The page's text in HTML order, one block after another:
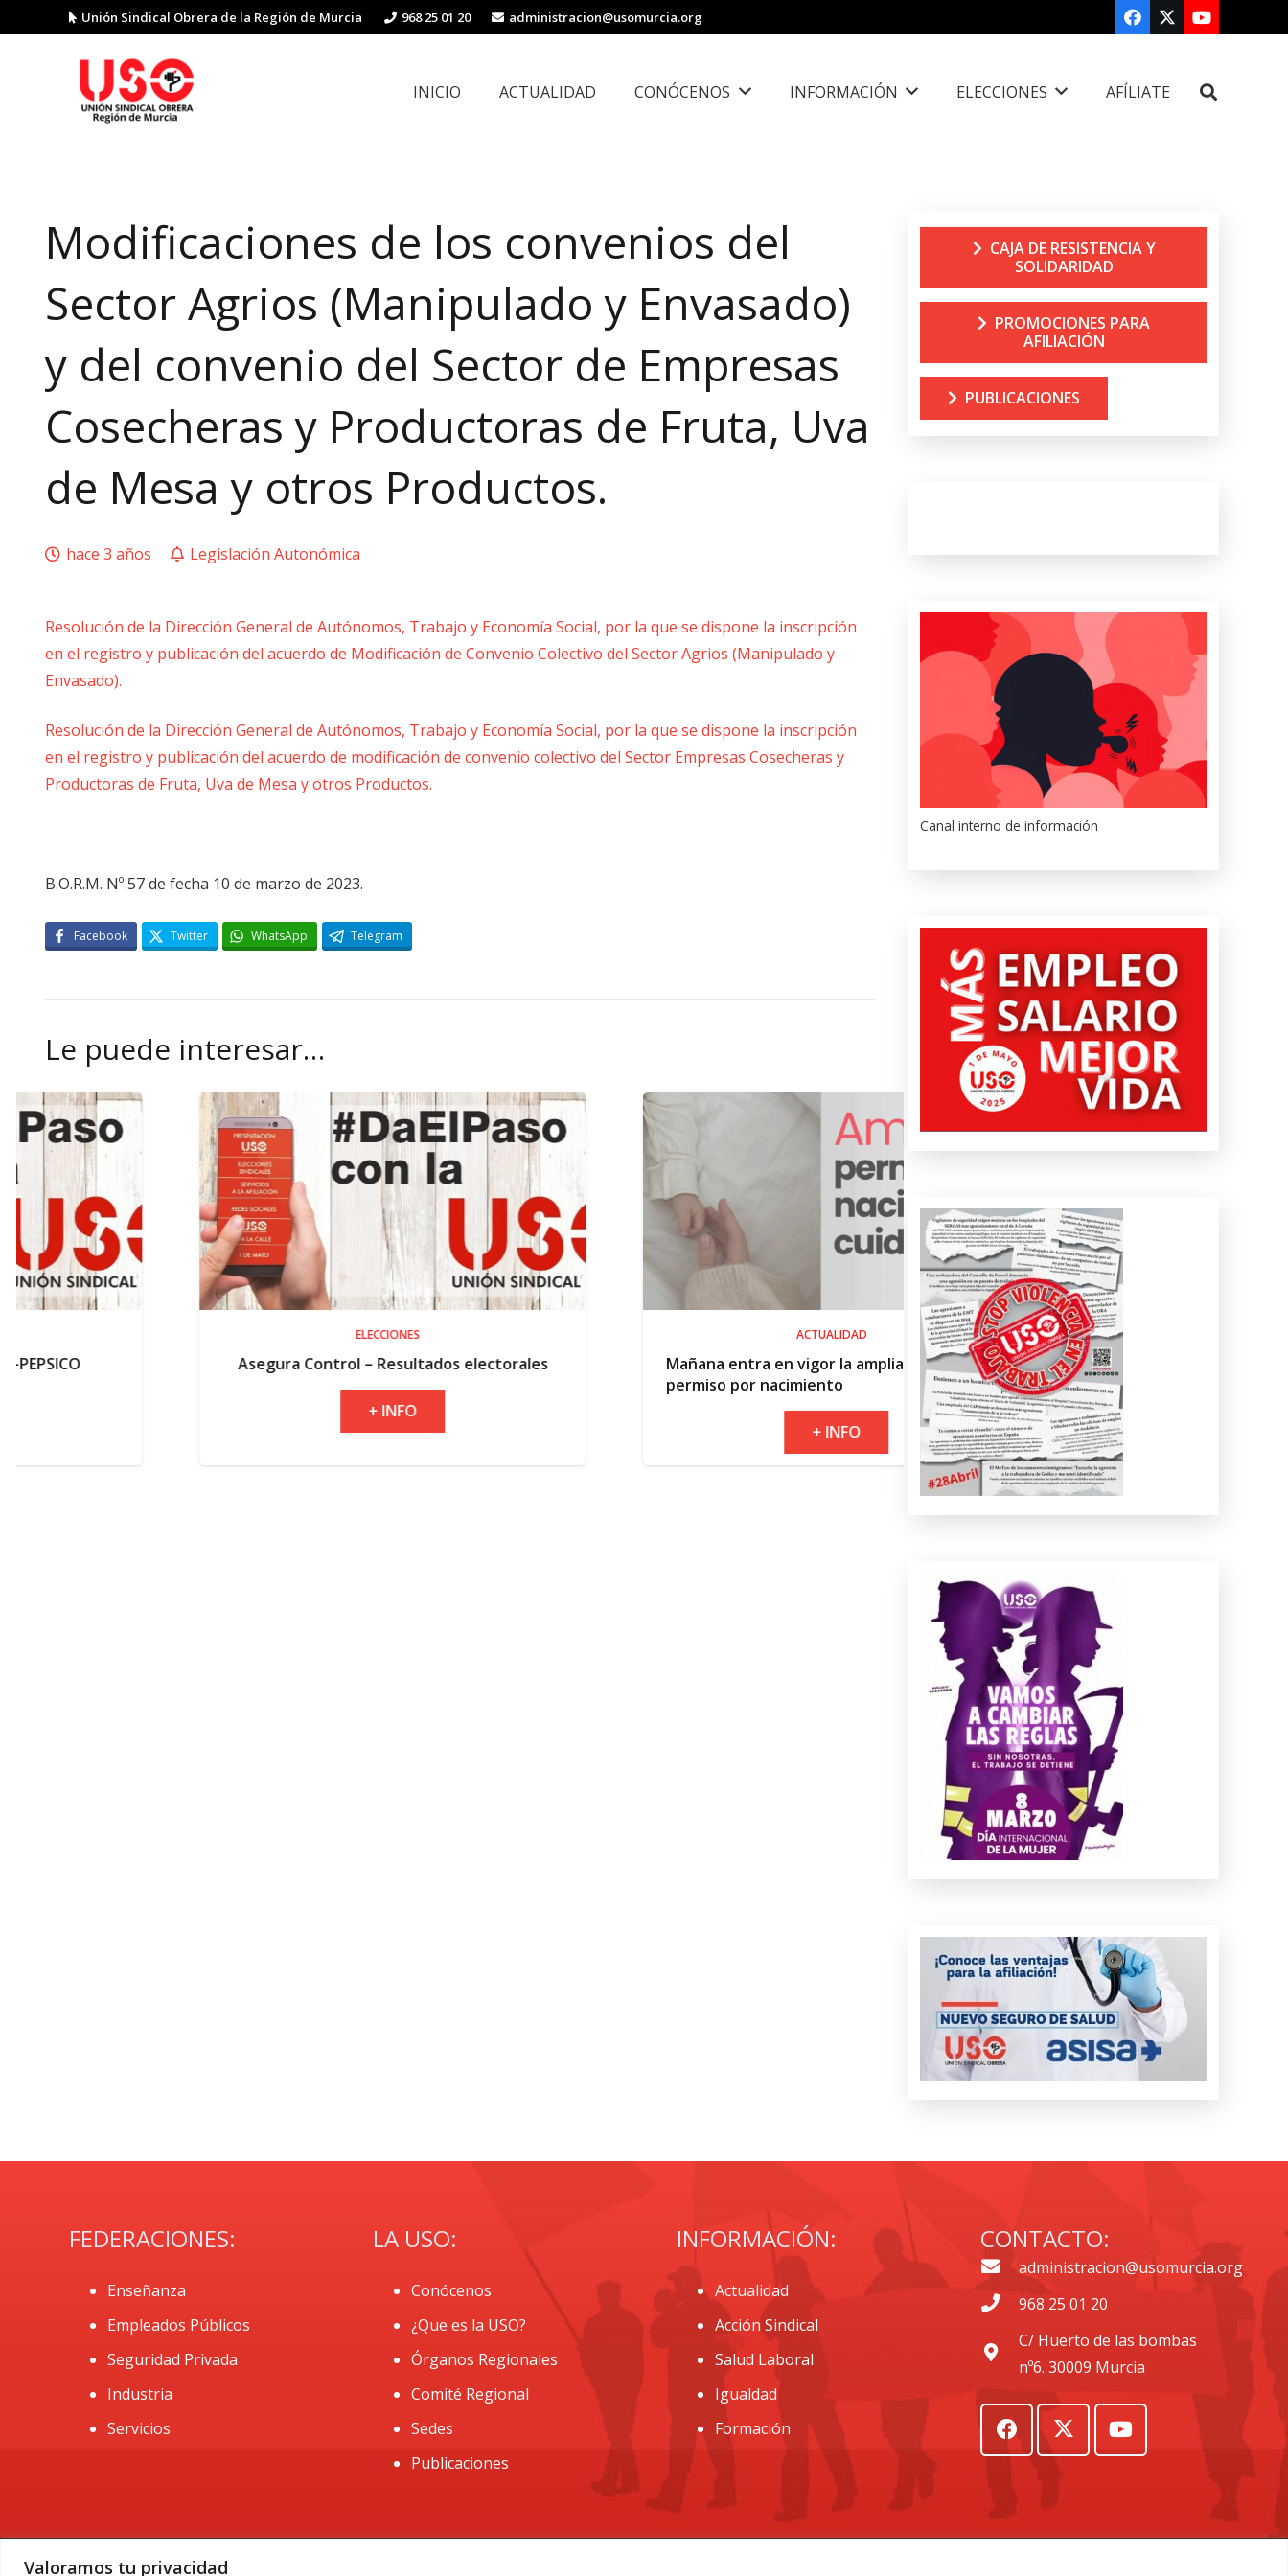
Valoramos tu privacidad
Unión Sindical Obrera de la Región de Murcia 968 25 01 20 administracion@usomurcia.org
INICIO ACTUALIDAD CONÓCENOS INFORMACIÓN ELECCIONES AFÍLIATE
Modificaciones de los convenios del
Sector Agrios (Manipulado y Envasado)
y del convenio del Sector de Empresas
Cosecheras y Productoras de Fruta, Uva
de Mesa y otros Productos.
hace 3 años Legislación Autonómica
Resolución de la Dirección General de Autónomos, Trabajo y Economía Social, por la que se dispone la inscripción
en el registro y publicación del acuerdo de Modificación de Convenio Colectivo del Sector Agrios (Manipulado y
Envasado).
Resolución de la Dirección General de Autónomos, Trabajo y Economía Social, por la que se dispone la inscripción
en el registro y publicación del acuerdo de modificación de convenio colectivo del Sector Empresas Cosecheras y
Productoras de Fruta, Uva de Mesa y otros Productos.
B.O.R.M. Nº 57 de fecha 10 de marzo de 2023.
Facebook Twitter WhatsApp Telegram
Le puede interesar…
Asegura Control – Resultados electorales
Mañana entra en vigor la ampliación del
permiso por nacimiento
SALUD LABORAL
Procedimiento práctico ante alerta
roja por calor
CAJA DE RESISTENCIA Y
SOLIDARIDAD
PROMOCIONES PARA
AFILIACIÓN
PUBLICACIONES
Canal interno de información
FEDERACIONES:
Enseñanza
Empleados Públicos
Seguridad Privada
Industria
Servicios
LA USO:
Conócenos
¿Que es la USO?
Órganos Regionales
Comité Regional
Sedes
Publicaciones
INFORMACIÓN:
Actualidad
Acción Sindical
Salud Laboral
Igualdad
Formación
CONTACTO:
administracion@usomurcia.org
968 25 01 20
C/ Huerto de las bombas
nº6. 30009 Murcia